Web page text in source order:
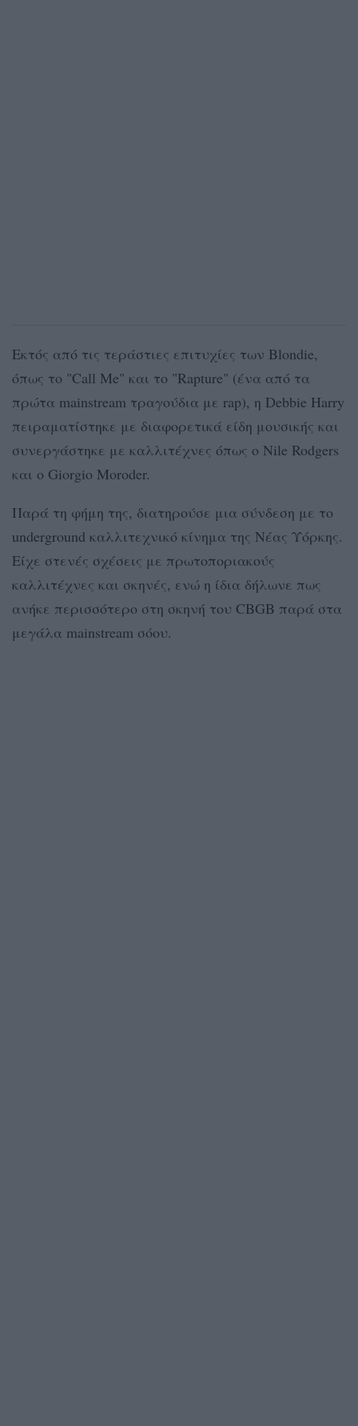
Εκτός από τις τεράστιες επιτυχίες των Blondie,
όπως το "Call Me" και το "Rapture" (ένα από τα
πρώτα mainstream τραγούδια με rap), η Debbie Harry
πειραματίστηκε με διαφορετικά είδη μουσικής και
συνεργάστηκε με καλλιτέχνες όπως ο Nile Rodgers
και ο Giorgio Moroder.
Παρά τη φήμη της, διατηρούσε μια σύνδεση με το
underground καλλιτεχνικό κίνημα της Νέας Υόρκης.
Είχε στενές σχέσεις με πρωτοποριακούς
καλλιτέχνες και σκηνές, ενώ η ίδια δήλωνε πως
ανήκε περισσότερο στη σκηνή του CBGB παρά στα
μεγάλα mainstream σόου.